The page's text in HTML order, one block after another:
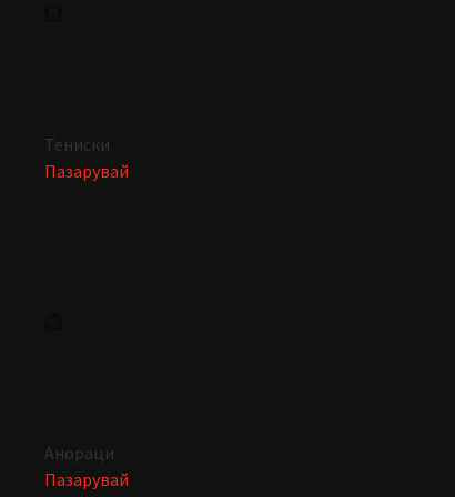
Тениски
Пазарувай
Анораци
Пазарувай